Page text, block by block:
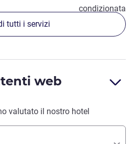
condizionata
tutti i servizi
web
valutato il nostro hotel